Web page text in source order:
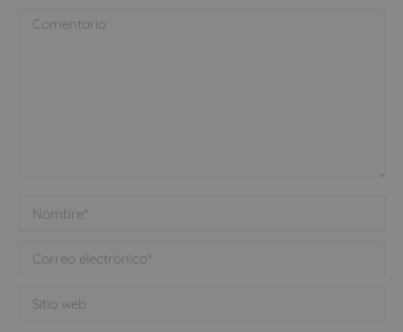
Comentario
Nombre *
Correo electrónico *
Sitio web